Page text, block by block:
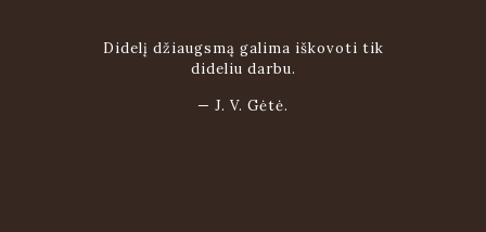
Didelį džiaugsmą galima iškovoti tik
dideliu darbu.
— J. V. Gėtė.